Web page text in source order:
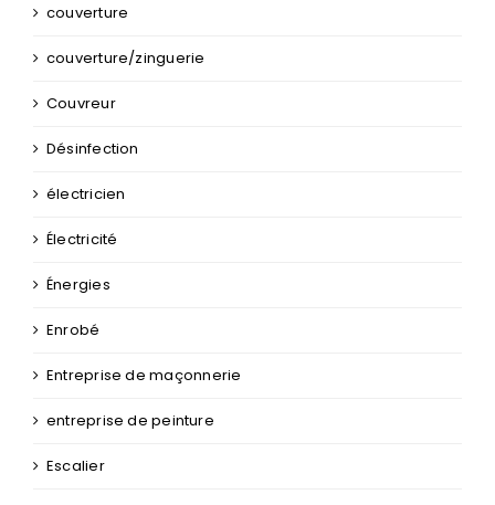
couverture
couverture/zinguerie
Couvreur
Désinfection
électricien
Électricité
Énergies
Enrobé
Entreprise de maçonnerie
entreprise de peinture
Escalier